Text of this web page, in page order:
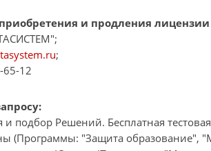
и продления
;
65-12
и подбор Решений. Бесплатная
(Программы: "Защита образование",